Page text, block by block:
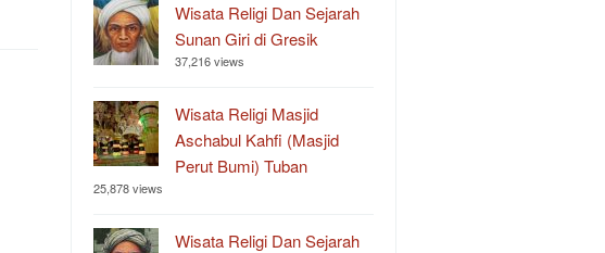
Wisata Religi Dan Sejarah
Sunan Giri di Gresik
37,216 views
Wisata Religi Masjid
Aschabul Kahfi (Masjid
Perut Bumi) Tuban
25,878 views
Wisata Religi Dan Sejarah